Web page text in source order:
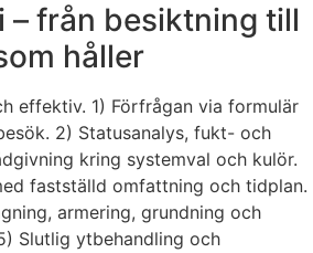
– från besiktning till
håller
effektiv. 1) Förfrågan via formulär
2) Statusanalys, fukt- och
kring systemval och kulör.
fastställd omfattning och tidplan.
armering, grundning och
Slutlig ytbehandling och